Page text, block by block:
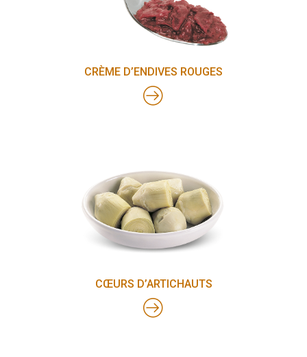
CRÈME D’ENDIVES ROUGES
CŒURS D’ARTICHAUTS